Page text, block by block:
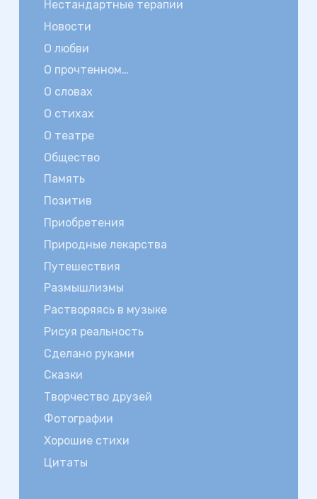
Нестандартные терапии
Новости
О любви
О прочтенном…
О словах
О стихах
О театре
Общество
Память
Позитив
Приобретения
Природные лекарства
Путешествия
Размышлизмы
Растворяясь в музыке
Рисуя реальность
Сделано руками
Сказки
Творчество друзей
Фотографии
Хорошие стихи
Цитаты